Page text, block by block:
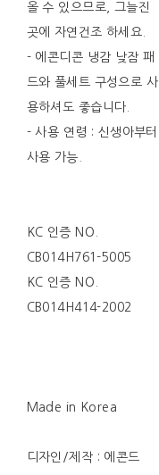
올 수 있으므로, 그늘진
곳에 자연건조 하세요.
- 에콘디콘 냉감 낮잠 패
드와 풀세트 구성으로 사
용하셔도 좋습니다.
- 사용 연령 : 신생아부터
사용 가능.
KC 인증 NO.
CB014H761-5005
KC 인증 NO.
CB014H414-2002
Made in Korea
디자인/제작 : 에콘드